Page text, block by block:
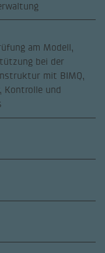
am Modell,
bei der
mit BIMQ,
Kontrolle und